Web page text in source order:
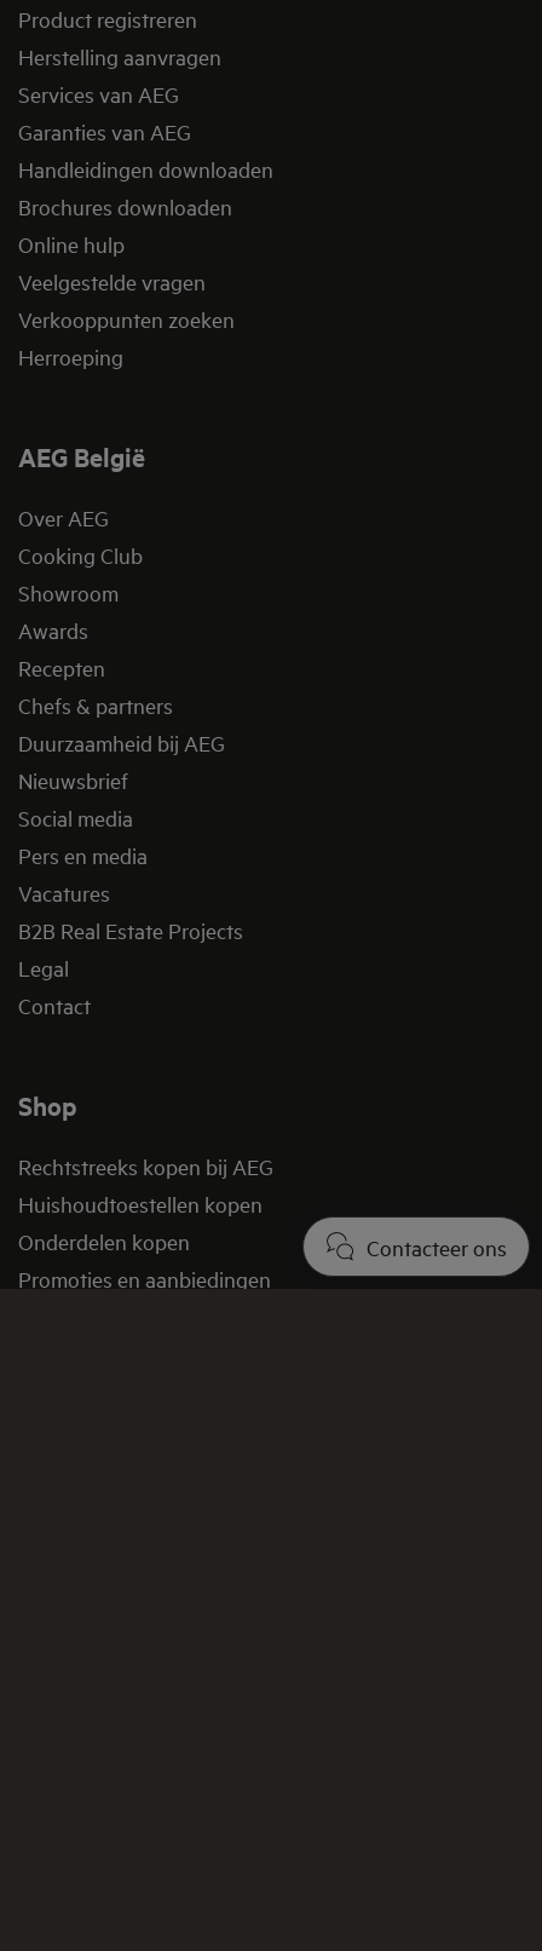
Contacteer ons
Product registreren
Herstelling aanvragen
Services van AEG
Garanties van AEG
Handleidingen downloaden
Brochures downloaden
Online hulp
Veelgestelde vragen
Verkooppunten zoeken
Herroeping
AEG België
Over AEG
Cooking Club
Showroom
Awards
Recepten
Chefs & partners
Duurzaamheid bij AEG
Nieuwsbrief
Social media
Pers en media
Vacatures
B2B Real Estate Projects
Legal
Contact
Shop
Rechtstreeks kopen bij AEG
Huishoudtoestellen kopen
Onderdelen kopen
Promoties en aanbiedingen